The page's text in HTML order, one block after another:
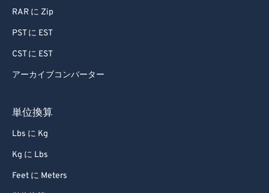
RAR に Zip
PST に EST
CST に EST
アーカイブコンバーター
単位換算
Lbs に Kg
Kg に Lbs
Feet に Meters